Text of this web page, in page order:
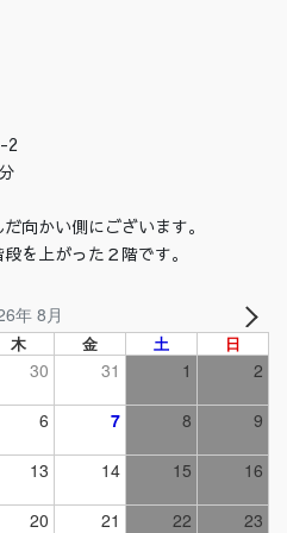
2
向かい側にございます。
を上がった２階です。
年 8月
木 金 土 日
30 31 1 2
6 7 8 9
13 14 15 16
20 21 22 23